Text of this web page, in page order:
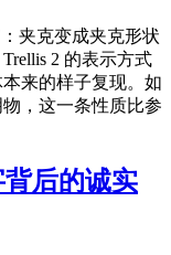
夹克变成夹克形状
2 的表示方式
来的样子复现。如
，这一条性质比参
后的诚实